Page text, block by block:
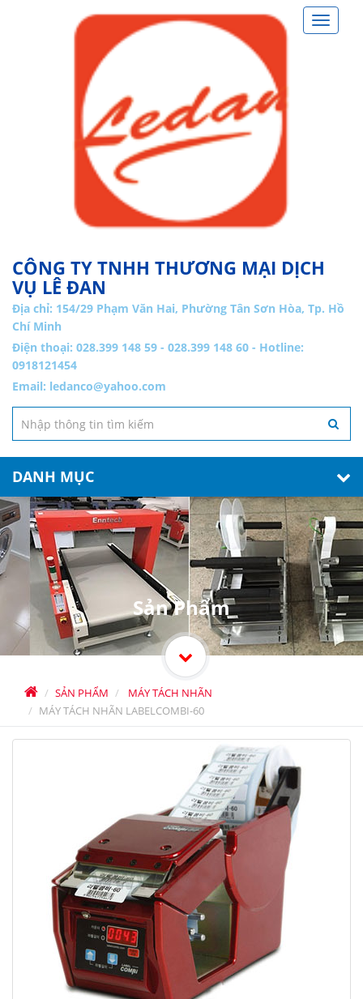
Toggle
CÔNG TY TNHH THƯƠNG MẠI DỊCH
VỤ LÊ ĐAN
Địa chỉ: 154/29 Phạm Văn Hai, Phường Tân Sơn Hòa, Tp. Hồ
Chí Minh
Điện thoại: 028.399 148 59 - 028.399 148 60 - Hotline:
0918121454
Email: ledanco@yahoo.com
DANH MỤC
SẢN PHẨM
MÁY TÁCH NHÃN
MÁY TÁCH NHÃN LABELCOMBI-60
Sản Phẩm